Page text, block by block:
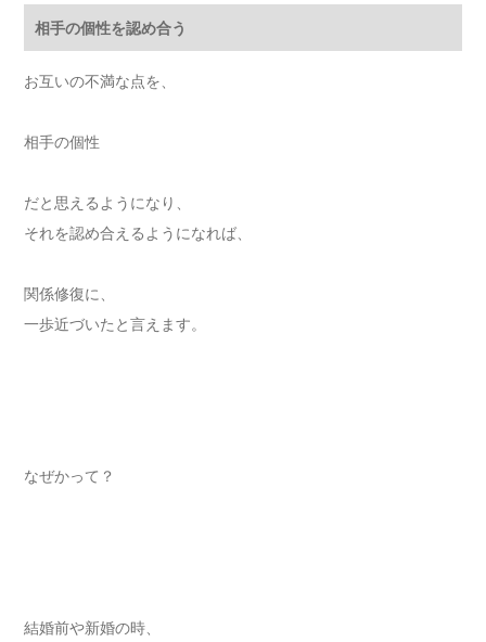
相手の個性を認め合う
お互いの不満な点を、
相手の個性
だと思えるようになり、
それを認め合えるようになれば、
関係修復に、
一歩近づいたと言えます。
なぜかって？
結婚前や新婚の時、